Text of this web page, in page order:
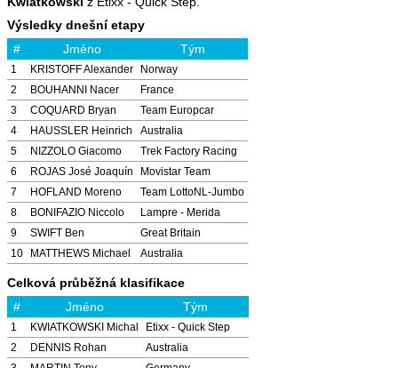
Výsledky dnešní etapy
#
Jméno Tým
1 KRISTOFF Alexander
Norway
2
BOUHANNI Nacer
France
3
COQUARD Bryan
Team Europcar
4
HAUSSLER Heinrich
Australia
5
NIZZOLO Giacomo
Trek Factory Racing
6
ROJAS José Joaquín
Movistar Team
7
HOFLAND Moreno
Team LottoNL-Jumbo
8
BONIFAZIO Niccolo
Lampre - Merida
9
SWIFT Ben
Great Britain
10
MATTHEWS Michael Australia
Celková průběžná klasifikace
#
Jméno Tým
1 KWIATKOWSKI Michal
Etixx - Quick Step
2
DENNIS Rohan
Australia